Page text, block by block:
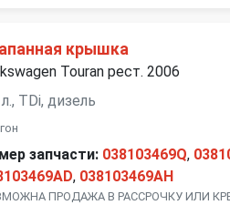
крышка
Touran рест. 2006
TDi, дизель
запчасти: 038103469Q,
, 038103469AH
ПРОДАЖА В РАССРОЧКУ ИЛИ